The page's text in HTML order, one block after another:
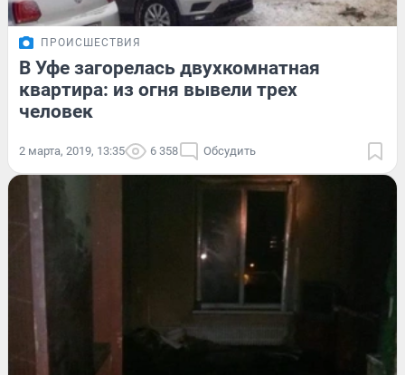
ПРОИСШЕСТВИЯ
В Уфе загорелась двухкомнатная
квартира: из огня вывели трех
человек
2 марта, 2019, 13:35 6 358 Обсудить